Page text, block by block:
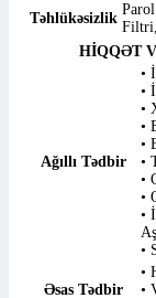
Təhlükəsizlik
HİQQƏT
Ağıllı Tədbir
•
•
•
•
•
•
•
•
•
•
Əsas Tədbir
•
•